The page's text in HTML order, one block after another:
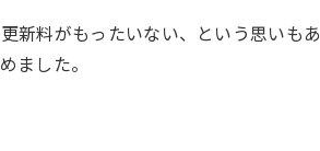
新料がもったいない、という思いもあ
ました。